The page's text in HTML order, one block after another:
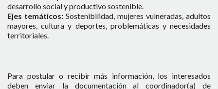
desarrollo social y productivo sostenible.
Ejes temáticos: Sostenibilidad, mujeres vulneradas, adultos
mayores, cultura y deportes, problemáticas y necesidades
territoriales.
Para postular o recibir más información, los interesados
deben enviar la documentación al coordinador(a) de